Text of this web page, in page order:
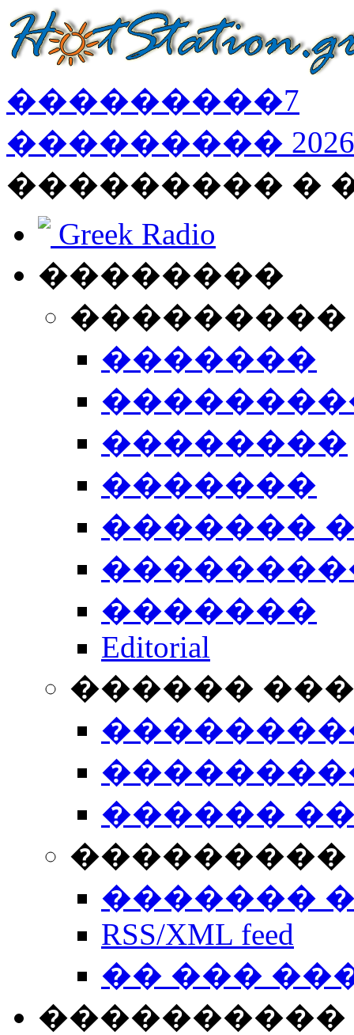
���������7
��������� 2026
��������� �
Greek Radio
��������
�������
��������
�������
�������
�������
Editorial
������
������
���������
�������
RSS/XML feed
�� ���
����������